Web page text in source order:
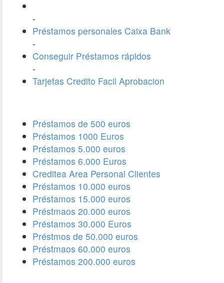
-
Préstamos personales Caixa Bank
-
Conseguir Préstamos rápidos
-
Tarjetas Credito Facil Aprobacion
Préstamos de 500 euros
Préstamos 1000 Euros
Préstamos 5.000 euros
Préstamos 6.000 Euros
Creditea Area Personal Clientes
Préstamos 10.000 euros
Préstamos 15.000 euros
Préstmaos 20.000 euros
Préstamos 30.000 Euros
Préstmos de 50.000 euros
Préstmaos 60.000 euros
Préstamos 200.000 euros